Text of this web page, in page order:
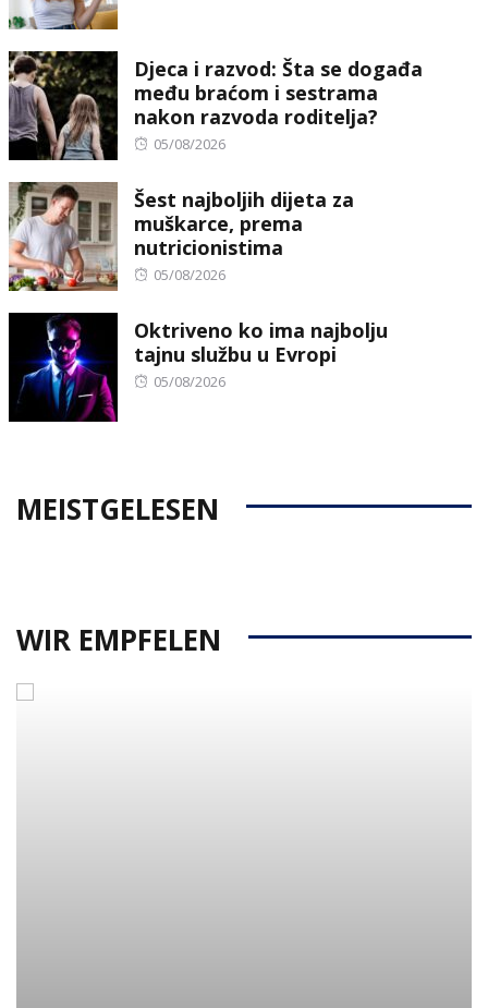
Djeca i razvod: Šta se događa
među braćom i sestrama
nakon razvoda roditelja?
Posted
05/08/2026
Šest najboljih dijeta za
muškarce, prema
nutricionistima
Posted
05/08/2026
Oktriveno ko ima najbolju
tajnu službu u Evropi
Posted
05/08/2026
MEISTGELESEN
WIR EMPFELEN